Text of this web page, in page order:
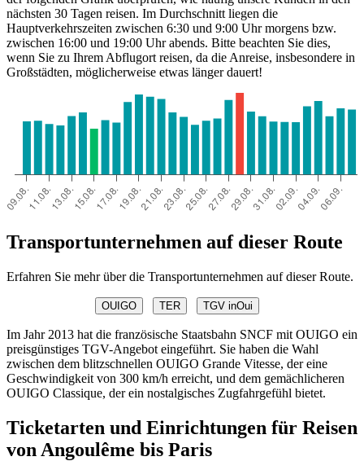
nächsten 30 Tagen reisen. Im Durchschnitt liegen die
Hauptverkehrszeiten zwischen 6:30 und 9:00 Uhr morgens bzw.
zwischen 16:00 und 19:00 Uhr abends. Bitte beachten Sie dies,
wenn Sie zu Ihrem Abflugort reisen, da die Anreise, insbesondere in
Großstädten, möglicherweise etwas länger dauert!
Transportunternehmen auf dieser Route
Erfahren Sie mehr über die Transportunternehmen auf dieser Route.
OUIGO TER TGV inOui
Im Jahr 2013 hat die französische Staatsbahn SNCF mit OUIGO ein
preisgünstiges TGV-Angebot eingeführt. Sie haben die Wahl
zwischen dem blitzschnellen OUIGO Grande Vitesse, der eine
Geschwindigkeit von 300 km/h erreicht, und dem gemächlicheren
OUIGO Classique, der ein nostalgisches Zugfahrgefühl bietet.
Ticketarten und Einrichtungen für Reisen
von Angoulême bis Paris